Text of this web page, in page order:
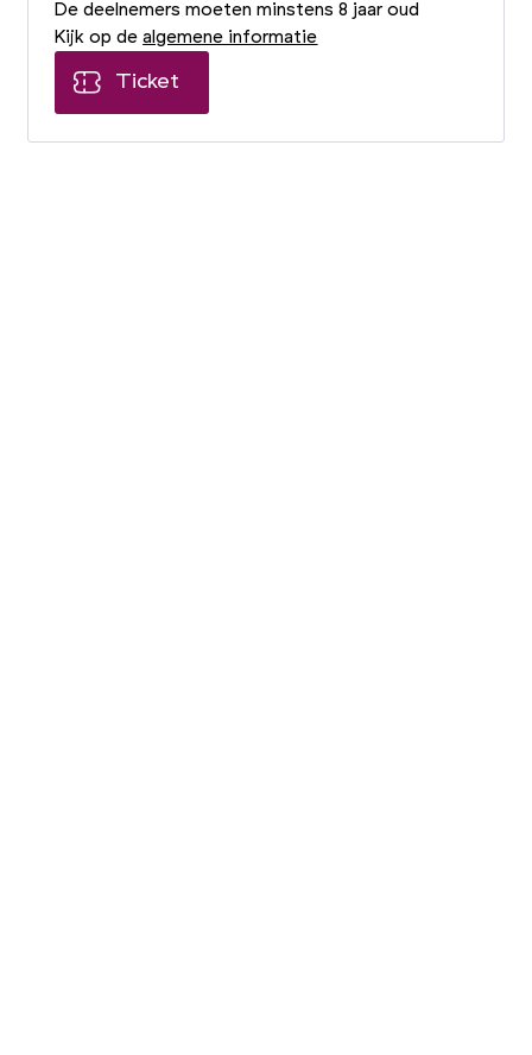
De deelnemers moeten minstens 8 jaar oud
Kijk op dealgemene informatie
Ticket